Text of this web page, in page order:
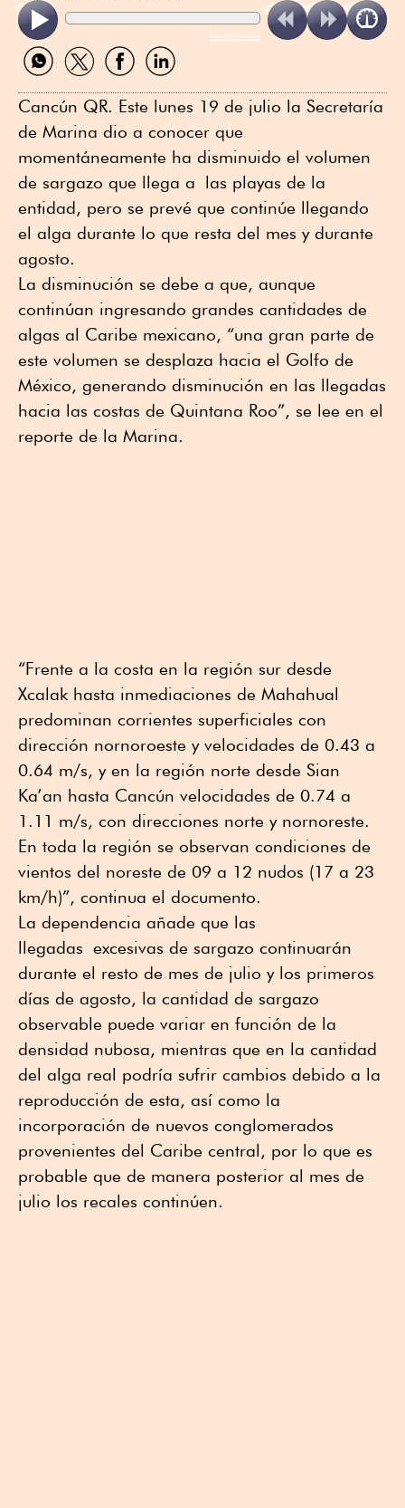
ReadSpeaker
Compartir
por
Compartir
por
Compartir
por
Compartir
por
Cancún QR. Este lunes 19 de julio la Secretaría
de Marina dio a conocer que
momentáneamente ha disminuido el volumen
de sargazo que llega a las playas de la
entidad, pero se prevé que continúe llegando
el alga durante lo que resta del mes y durante
agosto.
La disminución se debe a que, aunque
continúan ingresando grandes cantidades de
algas al Caribe mexicano, “una gran parte de
este volumen se desplaza hacia el Golfo de
México, generando disminución en las llegadas
hacia las costas de Quintana Roo”, se lee en el
reporte de la Marina.
“Frente a la costa en la región sur desde
Xcalak hasta inmediaciones de Mahahual
predominan corrientes superficiales con
dirección nornoroeste y velocidades de 0.43 a
0.64 m/s, y en la región norte desde Sian
Ka’an hasta Cancún velocidades de 0.74 a
1.11 m/s, con direcciones norte y nornoreste.
En toda la región se observan condiciones de
vientos del noreste de 09 a 12 nudos (17 a 23
km/h)”, continua el documento.
La dependencia añade que las
llegadas excesivas de sargazo continuarán
durante el resto de mes de julio y los primeros
días de agosto, la cantidad de sargazo
observable puede variar en función de la
densidad nubosa, mientras que en la cantidad
del alga real podría sufrir cambios debido a la
reproducción de esta, así como la
incorporación de nuevos conglomerados
provenientes del Caribe central, por lo que es
probable que de manera posterior al mes de
julio los recales continúen.